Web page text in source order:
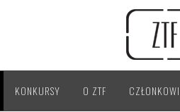
KONKURSY O ZTF